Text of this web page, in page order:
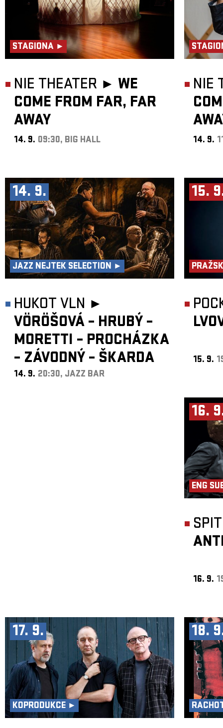
STAGIONA ►
NIE THEATER ► WE
COME FROM FAR, FAR
AWAY
14. 9. 09:30, BIG HALL
NIE
14. 9.
14. 9.
JAZZ NEJTEK SELECTION ►
HUKOT VLN ►
VÖRÖŠOVÁ – HRUBÝ –
MORETTI – PROCHÁZKA
– ZÁVODNÝ – ŠKARDA
14. 9. 20:30, JAZZ BAR
15.
15. 9.
16.
ENG
16. 9.
17. 9.
KOPRODUKCE ►
18.